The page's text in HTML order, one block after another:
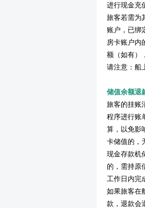
进行现金充
旅客若需为
账户，已绑
房卡账户内
额（如有）
请注意：船
储值余额退
旅客的挂账
程序进行账
算，以免影
卡储值的，
现金存款机
的，需持原
工作日内完
如果旅客在
款，退款会